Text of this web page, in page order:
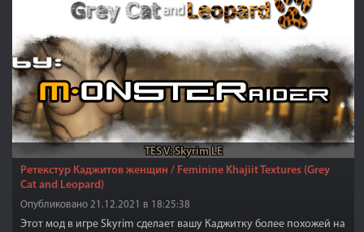
TES V: Skyrim LE
Ретекстур Каджитов женщин / Feminine Khajiit Textures (Grey
Cat and Leopard)
Опубликовано 21.12.2021 в 18:25:38
Этот мод в игре Skyrim сделает вашу Каджитку более похожей на